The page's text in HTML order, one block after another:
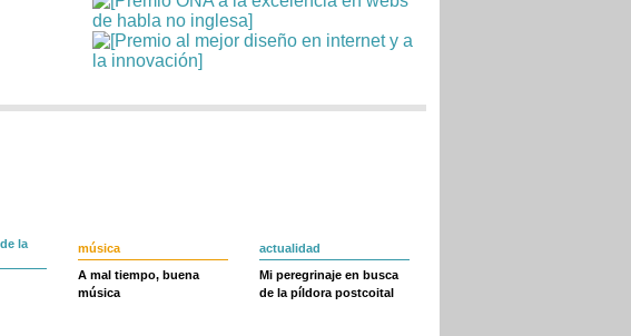
música
A mal tiempo, buena
música
actualidad
Mi peregrinaje en busca
de la píldora postcoital